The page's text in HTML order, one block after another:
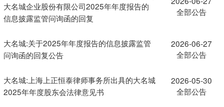
大名城企业股份有限公司2025年年度报告的
信息披露监管问询函的回复
全部公告
大名城:关于2025年年度报告的信息披露监管
问询函的回复公告
2026-06-27
全部公告
大名城:上海上正恒泰律师事务所出具的大名城
2025年年度股东会法律意见书
2026-05-30
全部公告